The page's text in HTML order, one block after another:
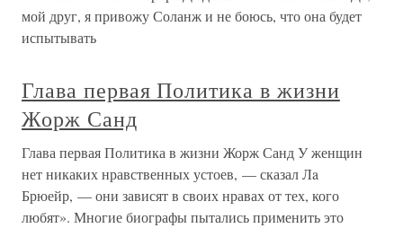
мой друг, я привожу Соланж и не боюсь, что она будет
испытывать
Глава первая Политика в жизни
Жорж Санд
Глава первая Политика в жизни Жорж Санд У женщин
нет никаких нравственных устоев, — сказал Лa
Брюейр, — они зависят в своих нравах от тех, кого
любят». Многие биографы пытались применить это